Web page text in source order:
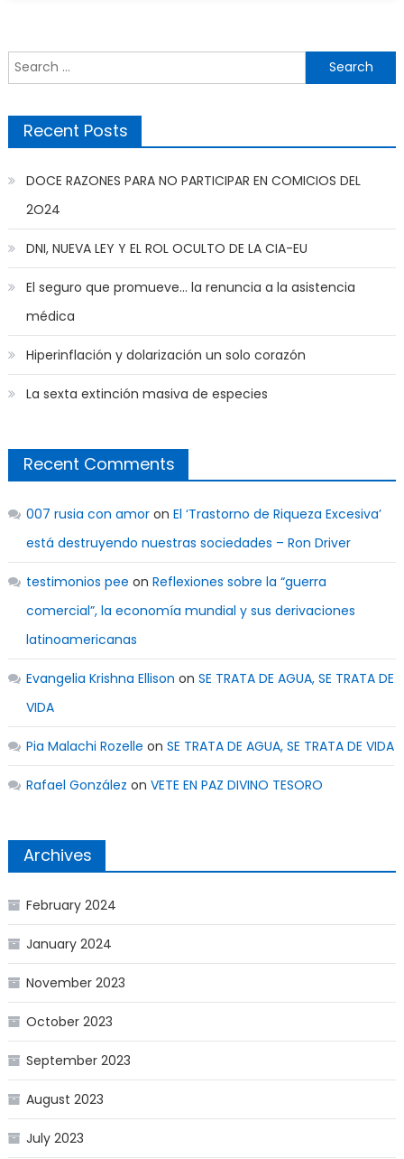
Search
for:
Recent Posts
DOCE RAZONES PARA NO PARTICIPAR EN COMICIOS DEL
2O24
DNI, NUEVA LEY Y EL ROL OCULTO DE LA CIA-EU
El seguro que promueve… la renuncia a la asistencia
médica
Hiperinflación y dolarización un solo corazón
La sexta extinción masiva de especies
Recent Comments
007 rusia con amoron El ‘Trastorno de Riqueza Excesiva’
está destruyendo nuestras sociedades – Ron Driver
testimonios pee on Reflexiones sobre la “guerra
comercial”, la economía mundial y sus derivaciones
latinoamericanas
Evangelia Krishna Ellison on SE TRATA DE AGUA, SE TRATA DE
VIDA
Pia Malachi Rozelle on SE TRATA DE AGUA, SE TRATA DE VIDA
Rafael González on VETE EN PAZ DIVINO TESORO
Archives
February 2024
January 2024
November 2023
October 2023
September 2023
August 2023
July 2023